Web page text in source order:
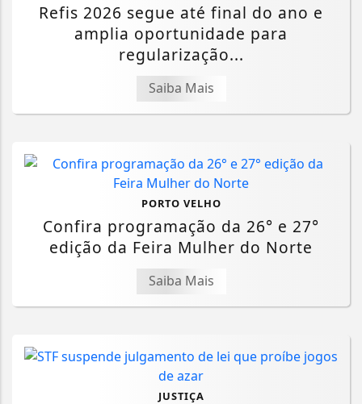
Refis 2026 segue até final do ano e
amplia oportunidade para
regularização...
Saiba Mais
PORTO VELHO
Confira programação da 26° e 27°
edição da Feira Mulher do Norte
Saiba Mais
JUSTIÇA